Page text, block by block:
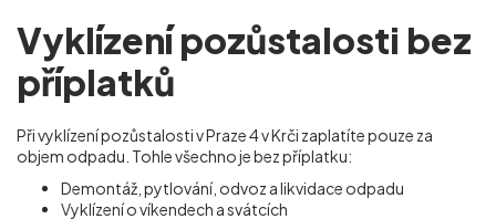
Vyklízení pozůstalosti bez
příplatků
Při vyklízení pozůstalosti v Praze 4 v Krči zaplatíte pouze za
objem odpadu. Tohle všechno je bez příplatku:
Demontáž, pytlování, odvoz a likvidace odpadu
Vyklízení o víkendech a svátcích